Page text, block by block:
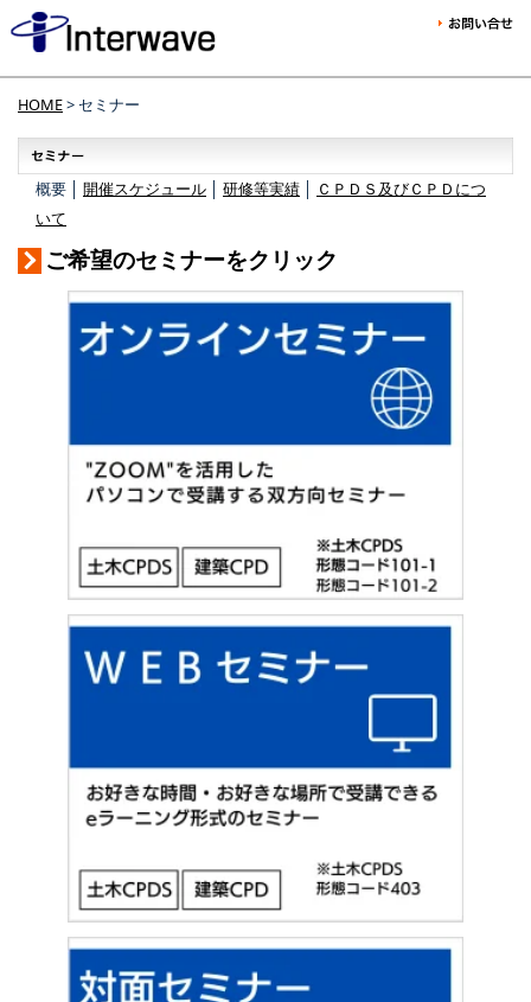
HOME> セミナー
概要 │ 開催スケジュール 研修等実績
ＣＰＤＳ及びＣＰＤにつ
いて
ご希望のセミナーをクリック